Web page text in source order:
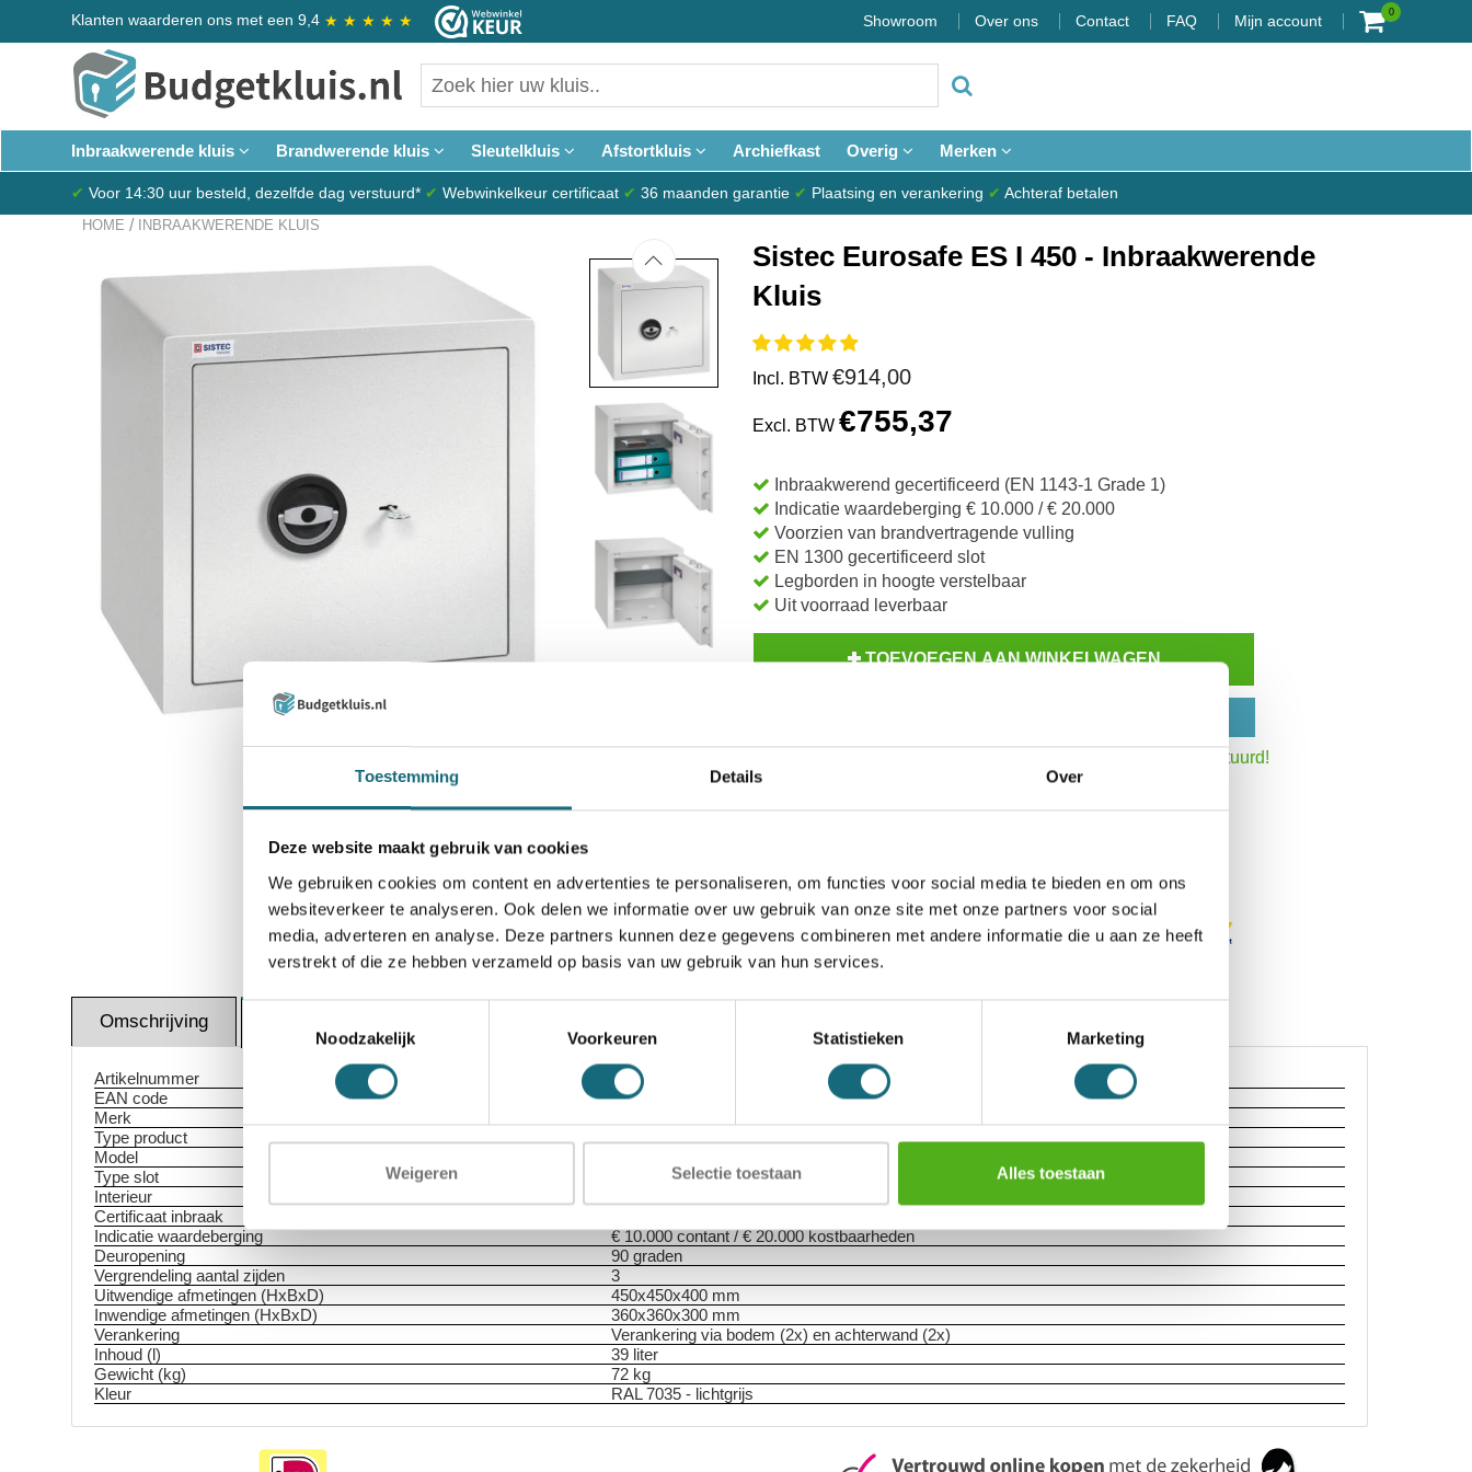
Toestemming Details Over
Deze website maakt gebruik van cookies
We gebruiken cookies om content en advertenties te personaliseren, om functies voor social media te bieden en om ons
websiteverkeer te analyseren. Ook delen we informatie over uw gebruik van onze site met onze partners voor social
media, adverteren en analyse. Deze partners kunnen deze gegevens combineren met andere informatie die u aan ze heeft
verstrekt of die ze hebben verzameld op basis van uw gebruik van hun services.
Noodzakelijk
Voorkeuren Statistieken Marketing
Weigeren Selectie toestaan Alles toestaan
Klanten waarderen ons met een 9,4 ★ ★ ★ ★ ★ Showroom Over ons Contact FAQ Mijn account
0
Inbraakwerende kluis Brandwerende kluis Sleutelkluis Afstortkluis Archiefkast Overig Merken
✔ Voor 14:30 uur besteld, dezelfde dag verstuurd* ✔ Webwinkelkeur certificaat ✔ 36 maanden garantie ✔ Plaatsing en verankering ✔ Achteraf betalen
HOME / INBRAAKWERENDE KLUIS
Inzoomen
Sistec Eurosafe ES I 450 - Inbraakwerende
Kluis
Incl. BTW €914,00
Excl. BTW €755,37
Inbraakwerend gecertificeerd (EN 1143-1 Grade 1)
Indicatie waardeberging € 10.000 / € 20.000
Voorzien van brandvertragende vulling
EN 1300 gecertificeerd slot
Legborden in hoogte verstelbaar
Uit voorraad leverbaar
TOEVOEGEN AAN WINKELWAGEN
dezelfde werkdag verstuurd!
Omschrijving
Artikelnummer
1101000968
EAN code
8713032545891
Merk
Type product
Inbraakwerende privékluis
Model
Type slot
EN 1300gecertificeerd dubbelbaard klavierslot met 2 sleutels
Interieur
Certificaat inbraak
Indicatie waardeberging
€ 10.000 contant / € 20.000 kostbaarheden
Deuropening
90 graden
Vergrendeling aantal zijden
3
Uitwendige afmetingen (HxBxD)
450x450x400 mm
Inwendige afmetingen (HxBxD)
360x360x300 mm
Verankering
Verankering via bodem (2x) en achterwand (2x)
Inhoud (l)
39 liter
Gewicht (kg)
72 kg
Kleur
RAL 7035 - lichtgrijs